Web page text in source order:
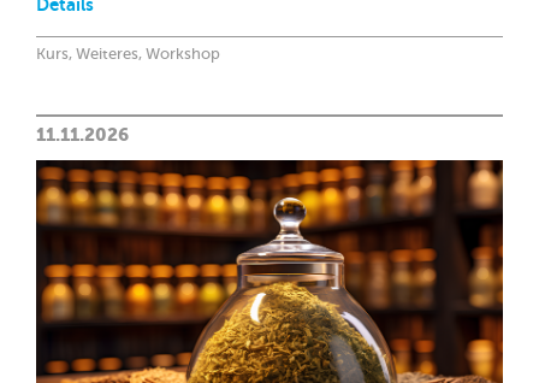
Details
Kurs, Weiteres, Workshop
11.11.2026